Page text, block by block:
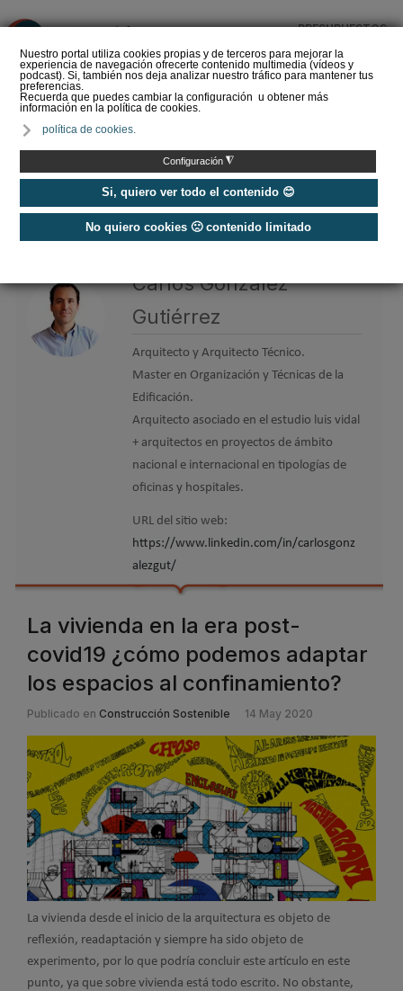
Nuestro portal utiliza cookies propias y de terceros para mejorar la
experiencia de navegación ofrecerte contenido multimedia (vídeos y
podcast). Si, también nos deja analizar nuestro tráfico para mantener tus
preferencias.
Recuerda que puedes cambiar la configuración u obtener más
información en la política de cookies.
política de cookies.
Configuración ◮
Si, quiero ver todo el contenido 😊
No quiero cookies 🙁 contenido limitado
PRESUPUESTOS
del Amperio (Episodio 3)
Etiquetas / Carlos González Gutiérrez
Carlos González
Gutiérrez
Arquitecto y Arquitecto Técnico.
Master en Organización y Técnicas de la
Edificación.
Arquitecto asociado en el estudio luis vidal
+ arquitectos en proyectos de ámbito
nacional e internacional en tipologías de
oficinas y hospitales.
URL del sitio web:
https://www.linkedin.com/in/carlosgonz
alezgut/
La vivienda en la era post-
covid19 ¿cómo podemos adaptar
los espacios al confinamiento?
Publicado en Construcción Sostenible 14 May 2020
La vivienda desde el inicio de la arquitectura es objeto de
reflexión, readaptación y siempre ha sido objeto de
experimento, por lo que podría concluir este artículo en este
punto, ya que sobre vivienda está todo escrito. No obstante,